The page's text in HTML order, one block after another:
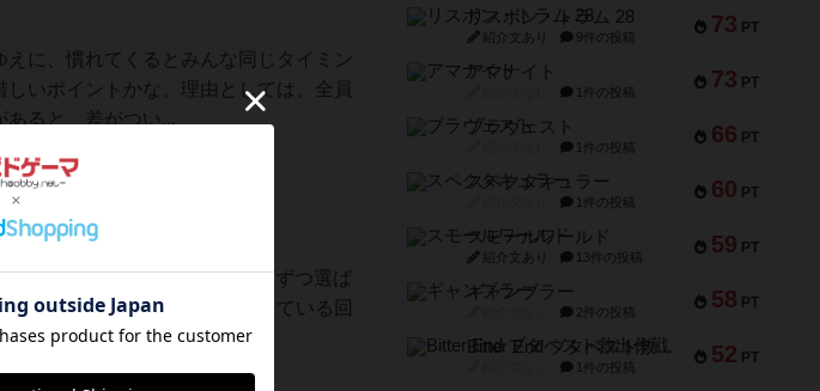
に、慣れてくるとみんな同じタイミン
いポイントかな。理由としては、全員
あると、差がつい...
からそれぞれランダムで１つずつ選ば
イフォローで、親だけが知っている回
を親に答えて...
73 PT
リスボン・トラム 28
紹介文あり 9件の投稿
73 PT
アマナイト
1件の投稿
66 PT
ブラヴェスト
1件の投稿
60 PT
スペクタキュラー
1件の投稿
59 PT
スモールワールド
紹介文あり 13件の投稿
58 PT
ギャンブラー
2件の投稿
52 PT
Bitter End ブタペスト救出作戦
1件の投稿